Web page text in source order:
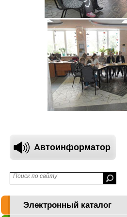
Автоинформатор
Электронный каталог